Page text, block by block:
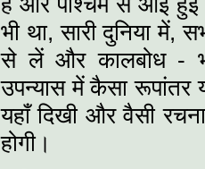
भी था, सारी दुनिया में,
से लें और कालबोध -
उपन्यास में कैसा रूपांतर
यहाँ दिखी और वैसी
होगी।